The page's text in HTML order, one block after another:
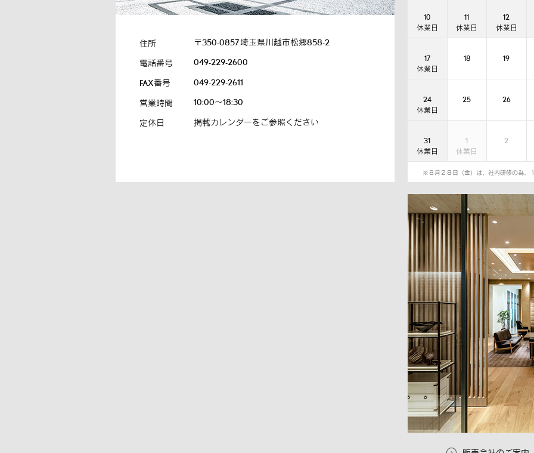
住所 〒350-0857埼玉県川越市松郷858-2
電話番号 049-229-2600
FAX番号 049-229-2611
営業時間 10:00～18:30
定休日 掲載カレンダーをご参照ください
10 11 12
17 18 19
24 25 26
31 1 2
※８月２８日（金）は、社内研修の為、